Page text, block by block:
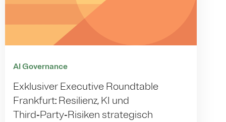
AI Governance
Exklusiver Executive Roundtable
Frankfurt: Resilienz, KI und
Third‑Party‑Risiken strategisch